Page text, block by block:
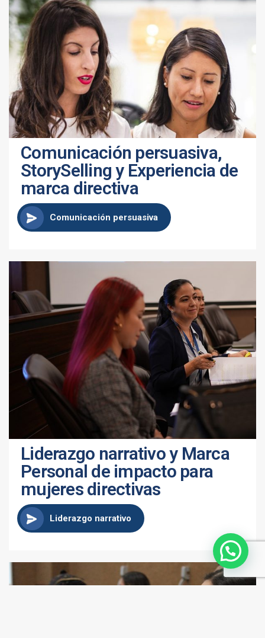
Comunicación persuasiva,
StorySelling y Experiencia de
marca directiva
Comunicación persuasiva
Liderazgo narrativo y Marca
Personal de impacto para
mujeres directivas
Liderazgo narrativo